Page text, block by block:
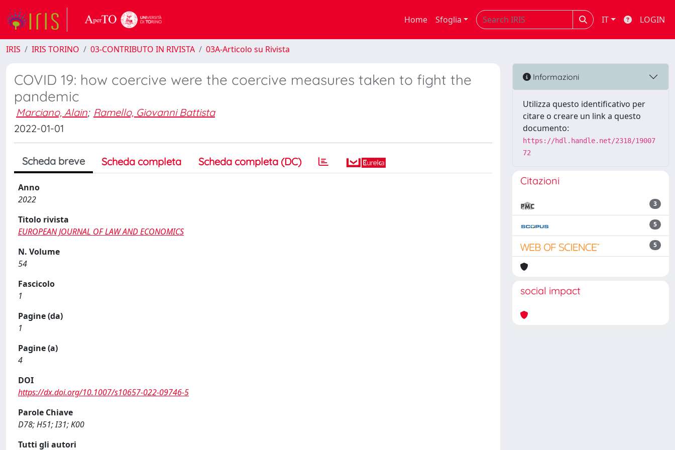
Home Sfoglia IT LOGIN
IRIS IRIS TORINO 03-CONTRIBUTO IN RIVISTA 03A-Articolo su Rivista
COVID 19: how coercive were the coercive measures taken to fight the
pandemic
Marciano, Alain; Ramello, Giovanni Battista
2022-01-01
Scheda breve Scheda completa Scheda completa (DC)
Anno
2022
Titolo rivista
EUROPEAN JOURNAL OF LAW AND ECONOMICS
N. Volume
54
Fascicolo
1
Pagine (da)
1
Pagine (a)
4
DOI
https://dx.doi.org/10.1007/s10657-022-09746-5
Parole Chiave
D78; H51; I31; K00
Tutti gli autori
Informazioni
Utilizza questo identificativo per
citare o creare un link a questo
documento:
https://hdl.handle.net/2318/19007
72
Citazioni
3
5
5
social impact